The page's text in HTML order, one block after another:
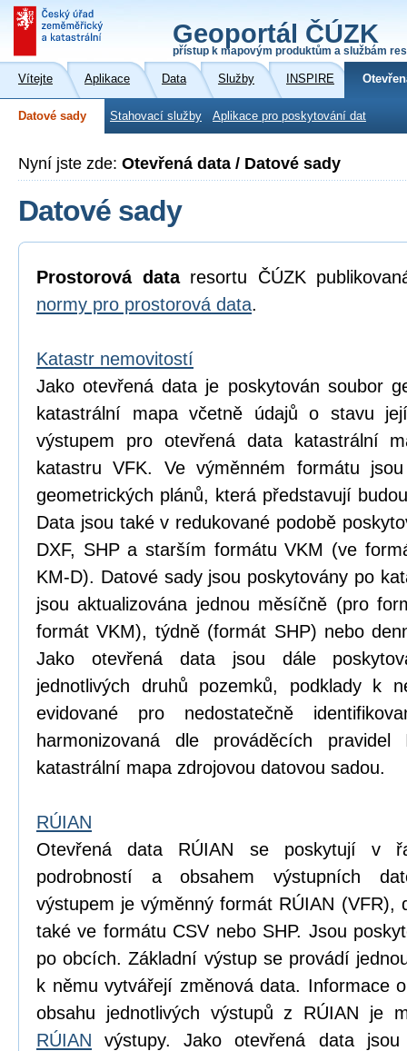
Geoportál ČÚZK
přístup k mapovým produktům a službám
Vítejte Aplikace Data Služby INSPIRE
Datové sady Stahovací služby Aplikace pro poskytování dat
Nyní jste zde: Otevřená data / Datové sady
Datové sady
Prostorová data resortu ČÚZK
normy pro prostorová data.
Katastr nemovitostí
Jako otevřená data je poskytován soubor
katastrální mapa včetně údajů o stavu
výstupem pro otevřená data katastrální
katastru VFK. Ve výměnném formátu
geometrických plánů, která představují
Data jsou také v redukované podobě
DXF, SHP a starším formátu VKM (ve
KM-D). Datové sady jsou poskytovány po
jsou aktualizována jednou měsíčně (pro
formát VKM), týdně (formát SHP) nebo
Jako otevřená data jsou dále
jednotlivých druhů pozemků, podklady k
evidované pro nedostatečně
harmonizovaná dle prováděcích
katastrální mapa zdrojovou datovou sadou.
RÚIAN
Otevřená data RÚIAN se poskytují v
podrobností a obsahem výstupních
výstupem je výměnný formát RÚIAN (VFR),
také ve formátu CSV nebo SHP. Jsou
po obcích. Základní výstup se provádí
k němu vytvářejí změnová data. Informace
obsahu jednotlivých výstupů z RÚIAN je
RÚIAN výstupy. Jako otevřená data